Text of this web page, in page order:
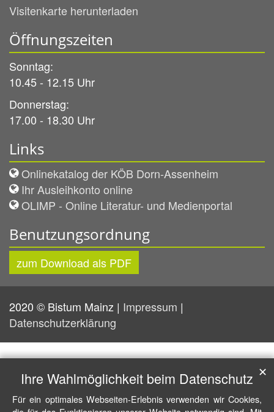
Visitenkarte herunterladen
Öffnungszeiten
Sonntag:
10.45 - 12.15 Uhr
Donnerstag:
17.00 - 18.30 Uhr
Links
Onlinekatalog der KÖB Dorn-Assenheim
Ihr Ausleihkonto online
OLIMP - Online Literatur- und Medienportal
Benutzungsordnung
zum Download als PDF
2020 © Bistum Mainz | Impressum |
Datenschutzerklärung
Ihre Wahlmöglichkeit beim Datenschutz
Für ein optimales Webseiten-Erlebnis verwenden wir Cookies,
✕